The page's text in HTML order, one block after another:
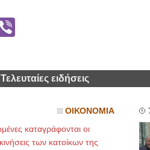
Τελευταίες ειδήσεις
ΟΙΚΟΝΟΜΙΑ
καταγράφονται οι
των κατοίκων της